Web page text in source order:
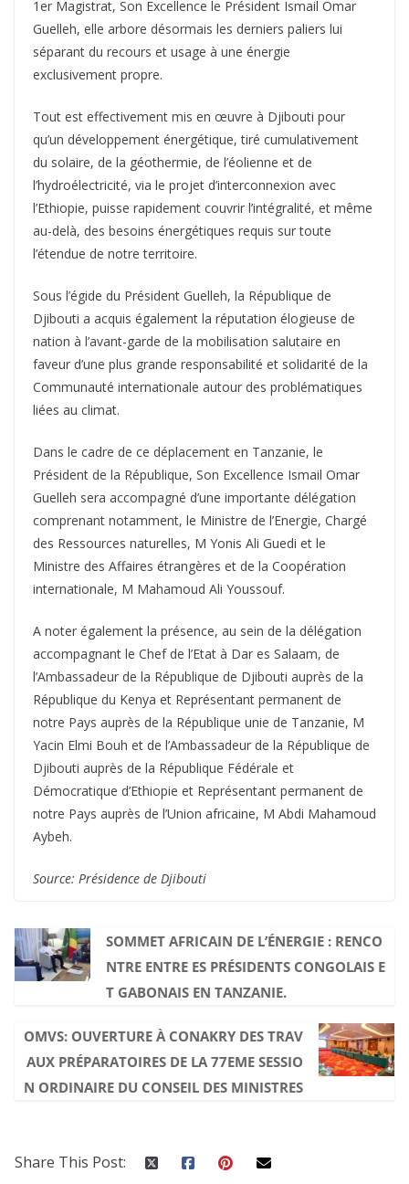
1er Magistrat, Son Excellence le Président Ismail Omar
Guelleh, elle arbore désormais les derniers paliers lui
séparant du recours et usage à une énergie
exclusivement propre.
Tout est effectivement mis en œuvre à Djibouti pour
qu’un développement énergétique, tiré cumulativement
du solaire, de la géothermie, de l’éolienne et de
l’hydroélectricité, via le projet d’interconnexion avec
l’Ethiopie, puisse rapidement couvrir l’intégralité, et même
au-delà, des besoins énergétiques requis sur toute
l’étendue de notre territoire.
Sous l’égide du Président Guelleh, la République de
Djibouti a acquis également la réputation élogieuse de
nation à l’avant-garde de la mobilisation salutaire en
faveur d’une plus grande responsabilité et solidarité de la
Communauté internationale autour des problématiques
liées au climat.
Dans le cadre de ce déplacement en Tanzanie, le
Président de la République, Son Excellence Ismail Omar
Guelleh sera accompagné d’une importante délégation
comprenant notamment, le Ministre de l’Energie, Chargé
des Ressources naturelles, M Yonis Ali Guedi et le
Ministre des Affaires étrangères et de la Coopération
internationale, M Mahamoud Ali Youssouf.
A noter également la présence, au sein de la délégation
accompagnant le Chef de l’Etat à Dar es Salaam, de
l’Ambassadeur de la République de Djibouti auprès de la
République du Kenya et Représentant permanent de
notre Pays auprès de la République unie de Tanzanie, M
Yacin Elmi Bouh et de l’Ambassadeur de la République de
Djibouti auprès de la République Fédérale et
Démocratique d’Ethiopie et Représentant permanent de
notre Pays auprès de l’Union africaine, M Abdi Mahamoud
Aybeh.
Source: Présidence de Djibouti
SOMMET AFRICAIN DE L’ÉNERGIE : RENCO
NTRE ENTRE ES PRÉSIDENTS CONGOLAIS E
T GABONAIS EN TANZANIE.
OMVS: OUVERTURE À CONAKRY DES TRAV
AUX PRÉPARATOIRES DE LA 77EME SESSIO
N ORDINAIRE DU CONSEIL DES MINISTRES
Share This Post: